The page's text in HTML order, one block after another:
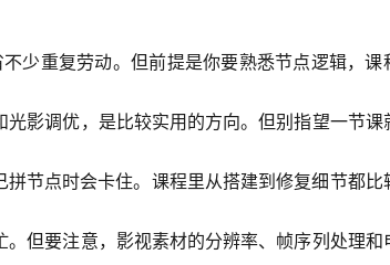
少重复劳动。但前提是你要熟悉节点逻辑，课
影调优，是比较实用的方向。但别指望一节课
节点时会卡住。课程里从搭建到修复细节都比
但要注意，影视素材的分辨率、帧序列处理和